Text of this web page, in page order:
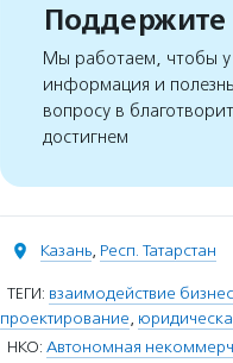
Поддержите
Мы работаем, чтобы у
информация и
вопросу в
достигнем
Казань, Респ. Татарстан
ТЕГИ: взаимодействие
проектирование,
НКО: Автономная